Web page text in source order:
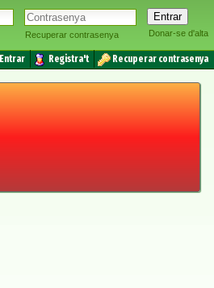
Recuperar contrasenya Donar-se d'alta
Entrar Registra't
Recuperar contrasenya